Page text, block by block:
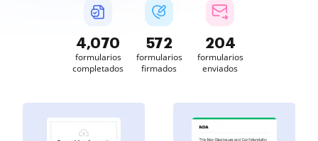
4,070
formularios
completados
572
formularios
firmados
204
formularios
enviados